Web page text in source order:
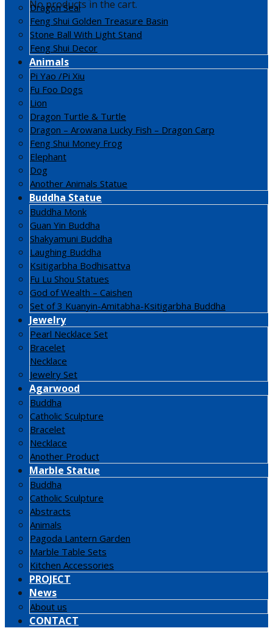
No products in the cart.
Dragon Seal
Feng Shui Golden Treasure Basin
Stone Ball With Light Stand
Feng Shui Decor
Animals
Pi Yao /Pi Xiu
Fu Foo Dogs
Lion
Dragon Turtle & Turtle
Dragon – Arowana Lucky Fish – Dragon Carp
Feng Shui Money Frog
Elephant
Dog
Another Animals Statue
Buddha Statue
Buddha Monk
Guan Yin Buddha
Shakyamuni Buddha
Laughing Buddha
Ksitigarbha Bodhisattva
Fu Lu Shou Statues
God of Wealth – Caishen
Set of 3 Kuanyin-Amitabha-Ksitigarbha Buddha
Jewelry
Pearl Necklace Set
Bracelet
Necklace
Jewelry Set
Agarwood
Buddha
Catholic Sculpture
Bracelet
Necklace
Another Product
Marble Statue
Buddha
Catholic Sculpture
Abstracts
Animals
Pagoda Lantern Garden
Marble Table Sets
Kitchen Accessories
PROJECT
News
About us
CONTACT